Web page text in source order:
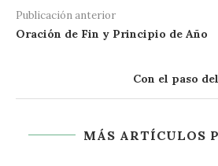
Publicación anterior
Oración de Fin y Principio de Año
Con el paso
MÁS ARTÍCULOS